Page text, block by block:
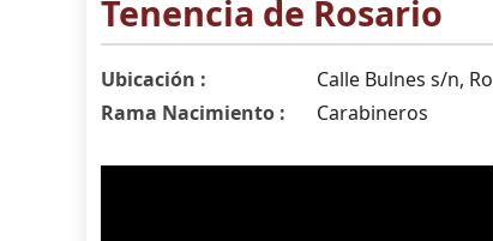
Tenencia de Rosario
Ubicación :
Calle Bulnes s/n,
Rama Nacimiento :
Carabineros